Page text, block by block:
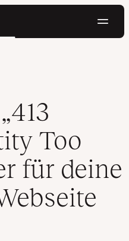
Large“ Fehler für deine
Too
für deine